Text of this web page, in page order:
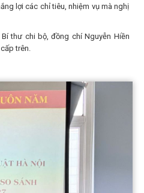
lợi các chỉ tiêu, nhiệm vụ mà nghị
thư chi bộ, đồng chí Nguyễn Hiền
trên.